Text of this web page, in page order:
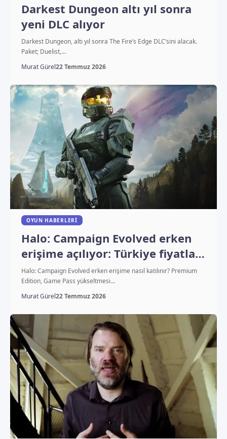
Darkest Dungeon altı yıl sonra
yeni DLC alıyor
Darkest Dungeon, altı yıl sonra The Fire’s Edge DLC’sini alacak.
Paket; Duelist,…
Murat Gürel22 Temmuz 2026
OYUN HABERLERI
Halo: Campaign Evolved erken
erişime açılıyor: Türkiye fiyatları
belli oldu
Halo: Campaign Evolved erken erişime nasıl katılınır? Premium
Edition, Game Pass yükseltmesi…
Murat Gürel22 Temmuz 2026